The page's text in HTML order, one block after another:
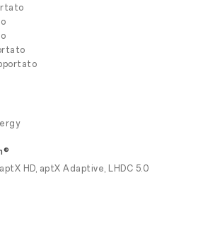
HD, aptX Adaptive, LHDC 5.0